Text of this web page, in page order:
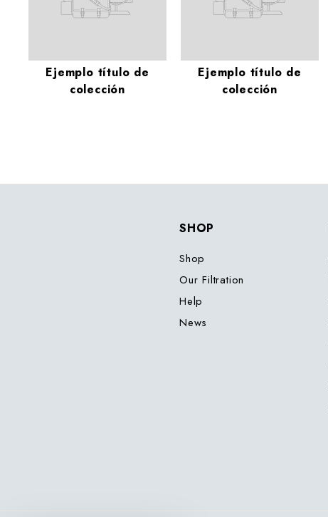
Ejemplo título de
colección
Ejemplo título de
colección
SHOP
Shop
Our Filtration
Help
News